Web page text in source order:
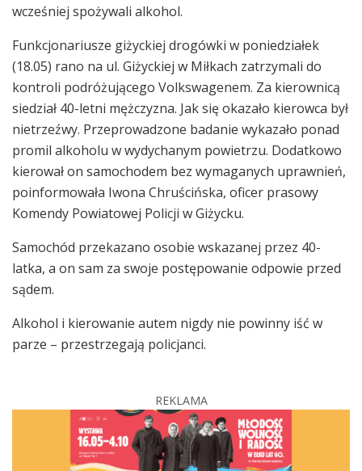
wcześniej spożywali alkohol.
Funkcjonariusze giżyckiej drogówki w poniedziałek
(18.05) rano na ul. Giżyckiej w Miłkach zatrzymali do
kontroli podróżującego Volkswagenem. Za kierownicą
siedział 40-letni mężczyzna. Jak się okazało kierowca był
nietrzeźwy. Przeprowadzone badanie wykazało ponad
promil alkoholu w wydychanym powietrzu. Dodatkowo
kierował on samochodem bez wymaganych uprawnień,
poinformowała Iwona Chruścińska, oficer prasowy
Komendy Powiatowej Policji w Giżycku.
Samochód przekazano osobie wskazanej przez 40-
latka, a on sam za swoje postępowanie odpowie przed
sądem.
Alkohol i kierowanie autem nigdy nie powinny iść w
parze – przestrzegają policjanci.
REKLAMA